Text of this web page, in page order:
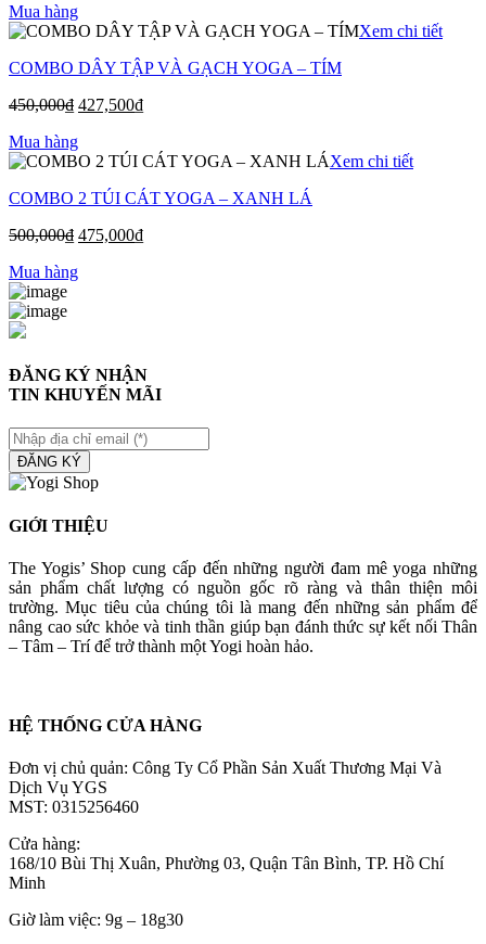
Mua hàng
Xem chi tiết
COMBO DÂY TẬP VÀ GẠCH YOGA – TÍM
450,000₫ 427,500₫
Mua hàng
Xem chi tiết
COMBO 2 TÚI CÁT YOGA – XANH LÁ
500,000₫ 475,000₫
Mua hàng
ĐĂNG KÝ NHẬN
TIN KHUYẾN MÃI
ĐĂNG KÝ
GIỚI THIỆU
The Yogis’ Shop cung cấp đến những người đam mê yoga những
sản phẩm chất lượng có nguồn gốc rõ ràng và thân thiện môi
trường. Mục tiêu của chúng tôi là mang đến những sản phẩm để
nâng cao sức khỏe và tinh thần giúp bạn đánh thức sự kết nối Thân
– Tâm – Trí để trở thành một Yogi hoàn hảo.
HỆ THỐNG CỬA HÀNG
Đơn vị chủ quản: Công Ty Cổ Phần Sản Xuất Thương Mại Và
Dịch Vụ YGS
MST: 0315256460
Cửa hàng:
168/10 Bùi Thị Xuân, Phường 03, Quận Tân Bình, TP. Hồ Chí
Minh
Giờ làm việc: 9g – 18g30